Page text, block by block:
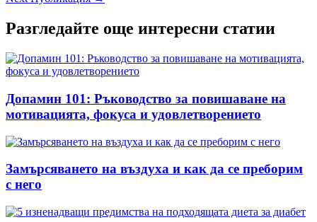
Разгледайте още интересни статии
Допамин 101: Ръководство за повишаване на
мотивацията, фокуса и удовлетворението
Замърсяването на въздуха и как да се преборим
с него